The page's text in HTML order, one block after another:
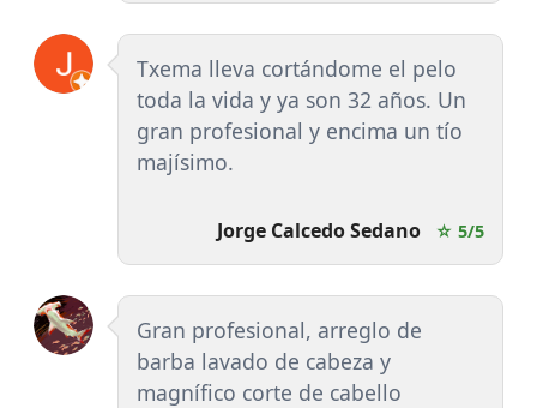
Txema lleva cortándome el pelo
toda la vida y ya son 32 años. Un
gran profesional y encima un tío
majísimo.
Jorge Calcedo Sedano ☆ 5/5
Gran profesional, arreglo de
barba lavado de cabeza y
magnífico corte de cabello